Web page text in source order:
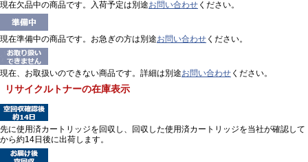
現在欠品中の商品です。入荷予定は別途お問い合わせ ください。
現在準備中の商品です。お急ぎの方は別途お問い合わせ ください。
現在、お取扱いのできない商品です。詳細は別途お問い合わせ ください。
リサイクルトナーの在庫表示
先に使用済カートリッジを回収し、回収した使用済カートリッジを当社が確認して
から約14日後に出荷します。